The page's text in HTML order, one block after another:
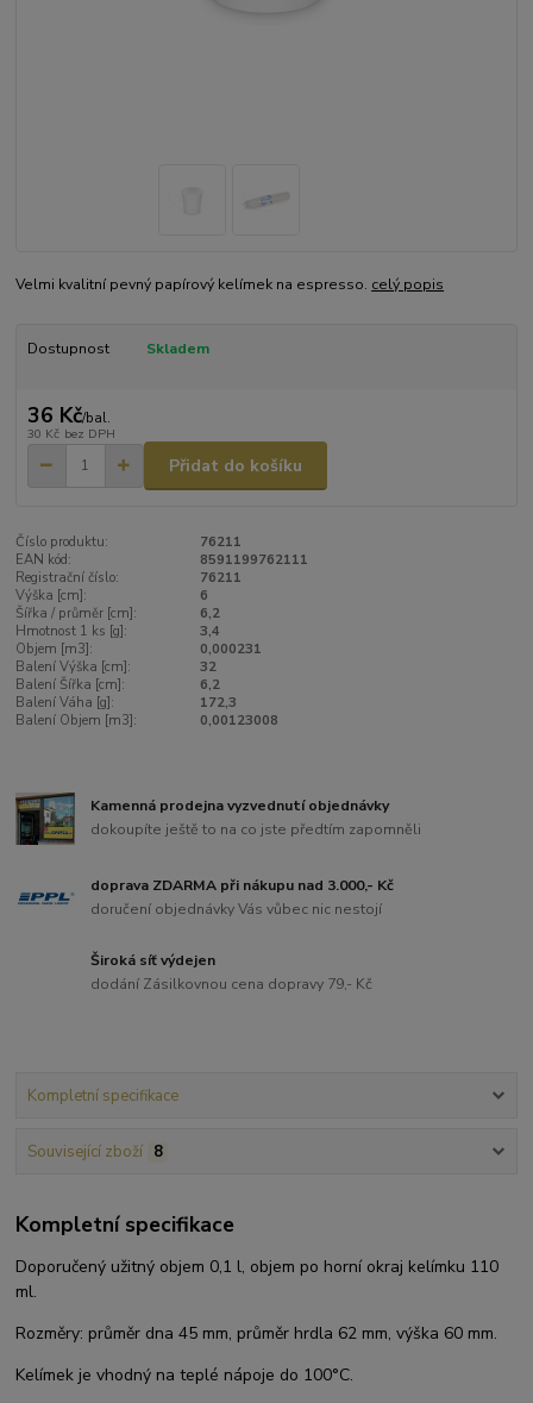
Velmi kvalitní pevný papírový kelímek na espresso. celý popis
Dostupnost Skladem
36 Kč/bal.
30 Kč bez DPH
Přidat do košíku
Číslo produktu:
76211
EAN kód:
8591199762111
Registrační číslo:
76211
Výška [cm]:
6
Šířka / průměr [cm]:
6,2
Hmotnost 1 ks [g]:
3,4
Objem [m3]:
0,000231
Balení Výška [cm]:
32
Balení Šířka [cm]:
6,2
Balení Váha [g]:
172,3
Balení Objem [m3]:
0,00123008
Kamenná prodejna vyzvednutí objednávky
dokoupíte ještě to na co jste předtím zapomněli
doprava ZDARMA při nákupu nad 3.000,- Kč
doručení objednávky Vás vůbec nic nestojí
Široká síť výdejen
dodání Zásilkovnou cena dopravy 79,- Kč
Kompletní specifikace
Související zboží 8
Kompletní specifikace
Doporučený užitný objem 0,1 l, objem po horní okraj kelímku 110
ml.
Rozměry: průměr dna 45 mm, průměr hrdla 62 mm, výška 60 mm.
Kelímek je vhodný na teplé nápoje do 100°C.